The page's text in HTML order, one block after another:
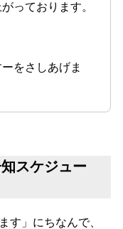
っております。
をさしあげま
スケジュー
す」にちなんで、